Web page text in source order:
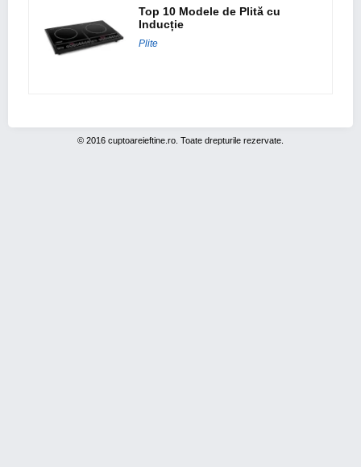
Top 10 Modele de Plită cu
Inducție
Plite
© 2016 cuptoareieftine.ro. Toate drepturile rezervate.